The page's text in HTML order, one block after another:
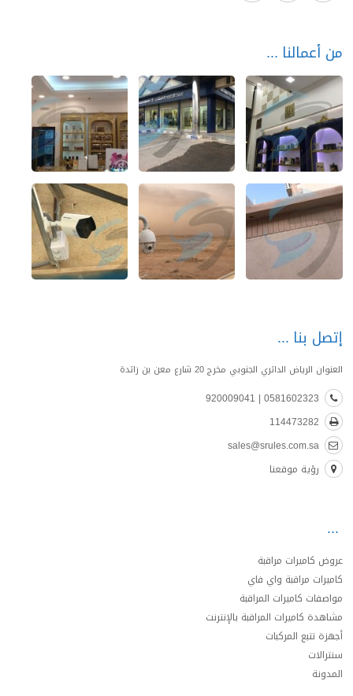
من أعمالنا
إتصل بنا
العنوان الرياض الدائري الجنوبي مخرج 20 شارع معن بن زائدة
0581602323 | 920009041
114473282
sales@srules.com.sa
رؤية موقعنا
عروض كاميرات مراقبة
كاميرات مراقبة واي فاي
مواصفات كاميرات المراقبة
مشاهدة كاميرات المراقبة بالإنترنت
أجهزة تتبع المركبات
سنترالات
المدونة